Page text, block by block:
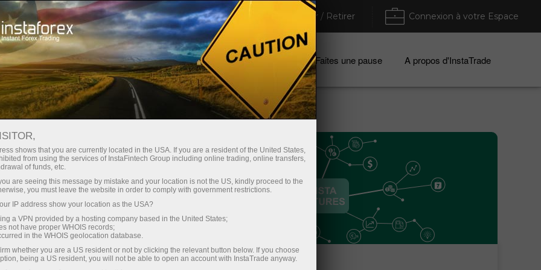
rapide de compte Plateforme de trading Déposer / Retirer Connexion à votre Espace
Pour les traders
débutants
Pour les partenaires Company Services Faites une pause A propos d'InstaTrade
et gagnez de l'argent. Il y a 2 Insta Futures
Ouvrir un compte de
shows that you are currently located in the USA. If you are a resident of the United States,
from using the services of InstaFintech Group including online trading, online transfers,
of funds, etc.
are seeing this message by mistake and your location is not the US, kindly proceed to the
you must leave the website in order to comply with government restrictions.
IP address show your location as the USA?
a VPN provided by a hosting company based in the United States;
not have proper WHOIS records;
in the WHOIS geolocation database.
whether you are a US resident or not by clicking the relevant button below. If you choose
being a US resident, you will not be able to open an account with InstaTrade anyway.